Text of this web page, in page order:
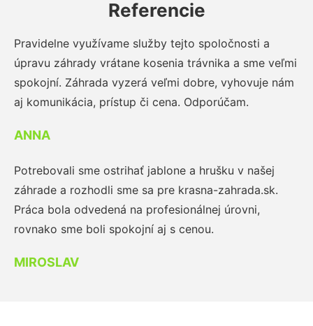
Referencie
Pravidelne využívame služby tejto spoločnosti a
úpravu záhrady vrátane kosenia trávnika a sme veľmi
spokojní. Záhrada vyzerá veľmi dobre, vyhovuje nám
aj komunikácia, prístup či cena. Odporúčam.
ANNA
Potrebovali sme ostrihať jablone a hrušku v našej
záhrade a rozhodli sme sa pre krasna-zahrada.sk.
Práca bola odvedená na profesionálnej úrovni,
rovnako sme boli spokojní aj s cenou.
MIROSLAV